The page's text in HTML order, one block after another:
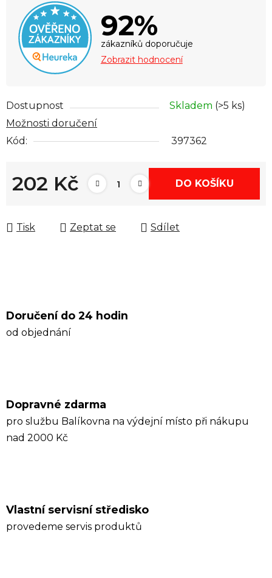
92%
zákazníků doporučuje
Zobrazit hodnocení
Dostupnost Skladem (>5 ks)
Možnosti doručení
Kód:
397362
202 Kč DO KOŠÍKU
Tisk Zeptat se Sdílet
Doručení do 24 hodin
od objednání
Dopravné zdarma
pro službu Balíkovna na výdejní místo při nákupu
nad 2000 Kč
Vlastní servisní středisko
provedeme servis produktů